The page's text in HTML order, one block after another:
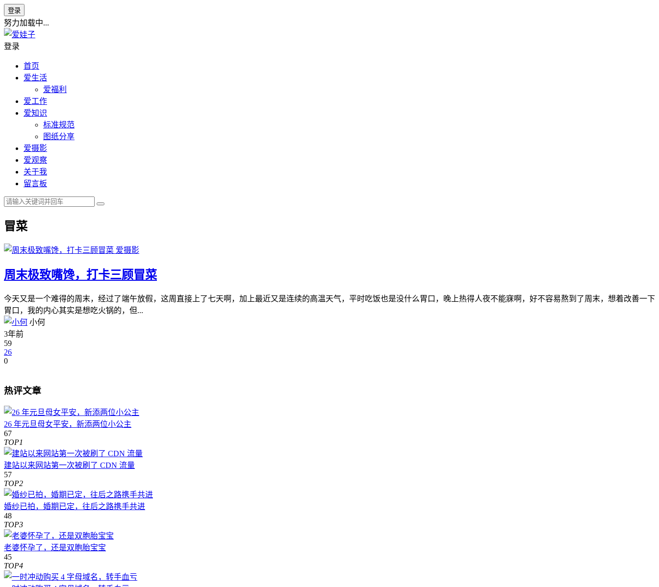
登录
努力加载中...
登录
首页
爱生活
爱福利
爱工作
爱知识
标准规范
图纸分享
爱摄影
爱观察
关于我
留言板
冒菜
爱摄影
周末极致嘴馋，打卡三顾冒菜
今天又是一个难得的周末，经过了端午放假，这周直接上了七天啊，加上最近又是连续的高温天气，平时吃饭也是没什么胃口，晚上热得人夜不能寐啊，好不容易熬到了周末，想着改善一下
胃口，我的内心其实是想吃火锅的，但...
小何
3年前
59
26
0
热评文章
26 年元旦母女平安，新添两位小公主
67
TOP1
建站以来网站第一次被刷了 CDN 流量
57
TOP2
婚纱已拍，婚期已定，往后之路携手共进
48
TOP3
老婆怀孕了，还是双胞胎宝宝
45
TOP4